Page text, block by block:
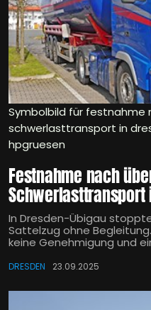
Symbolbild für festnahme
schwerlasttransport in
hpgruesen
Festnahme nach
Schwerlasttransport
In Dresden-Übigau
Sattelzug ohne
keine Genehmigung und
DRESDEN 23.09.2025